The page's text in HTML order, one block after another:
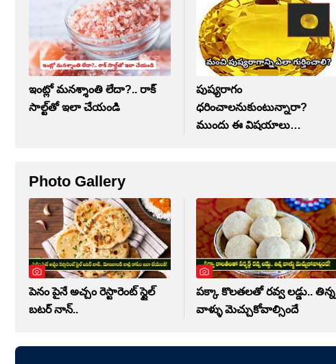
ఇంట్లో మనశ్శాంతి లేదా?.. రాక్
సాల్ట్‌తో ఇలా చేయండి
పుష్యరాగం
ధరించాలనుకుంటున్నారా?
ముందు ఈ విషయాలు
Photo Gallery
పెనం పైనే అచ్చం రెస్టారెంట్ స్టైల్
బటర్ నాన్..
పక్కా కొలతలతో రవ్వ లడ్డు.. తిన్న
వాళ్ళు మెచ్చుకోవాల్సిందే